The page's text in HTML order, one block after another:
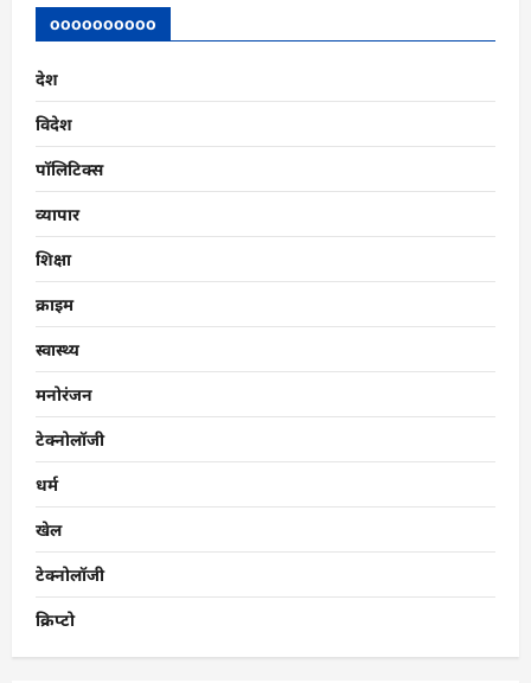
oooooooooo
देश
विदेश
पॉलिटिक्स
व्यापार
शिक्षा
क्राइम
स्वास्थ्य
मनोरंजन
टेक्नोलॉजी
धर्म
खेल
टेक्नोलॉजी
क्रिप्टो